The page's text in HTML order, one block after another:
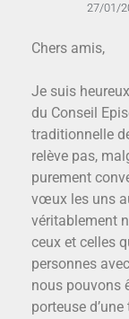
27/01/
Chers amis,
Je suis
du Conseil
traditionnelle
relève pas,
purement
vœux les uns
véritablement
ceux et celles
personnes
nous pouvons
porteuse